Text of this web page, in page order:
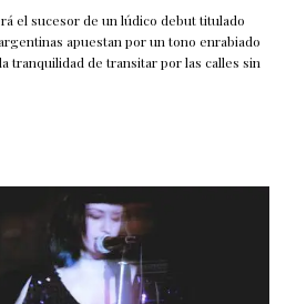
el sucesor de un lúdico debut titulado
apuestan por un tono enrabiado
tranquilidad de transitar por las calles sin